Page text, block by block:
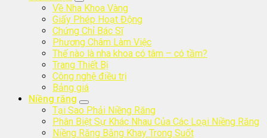
Về Nha Khoa Vàng
Giấy Phép Hoạt Động
Chứng Chỉ Bác Sĩ
Phương Châm Làm Việc
Thế nào là nha khoa có tâm – có tầm?
Trang Thiết Bị
Công nghệ điều trị
Bảng giá
Niềng răng
Tại Sao Phải Niềng Răng
Phân Biệt Sự Khác Nhau Của Các Loại Niềng Răng
Niềng Răng Bằng Khay Trong Suốt